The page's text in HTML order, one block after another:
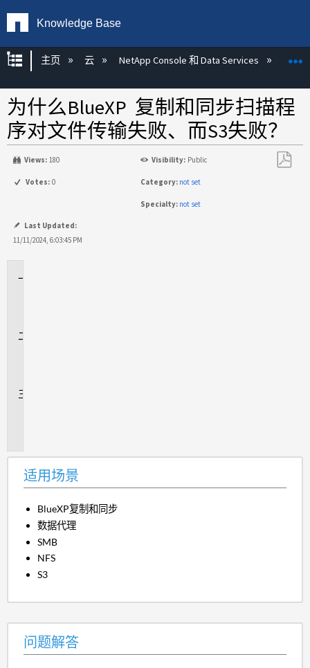
Knowledge Base
扩展/隐缩全局层次
主页 云 NetApp Console 和 Data Services
为什么BlueXP 复制和同步扫描程
序对文件传输失败、而S3失败？
Views: 180 Visibility: Public
Votes: 0 Category: not set
Specialty: not set
Last Updated:
11/11/2024, 6:03:45 PM
适用场景
BlueXP复制和同步
数据代理
SMB
NFS
S3
问题解答